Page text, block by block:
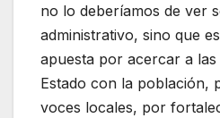
no lo deberíamos de ver
administrativo, sino que
apuesta por acercar a
Estado con la población,
voces locales, por